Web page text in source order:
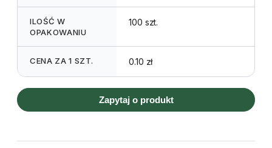
ILOŚĆ W
OPAKOWANIU
100 szt.
CENA ZA 1 SZT. 0.10 zł
Zapytaj o produkt